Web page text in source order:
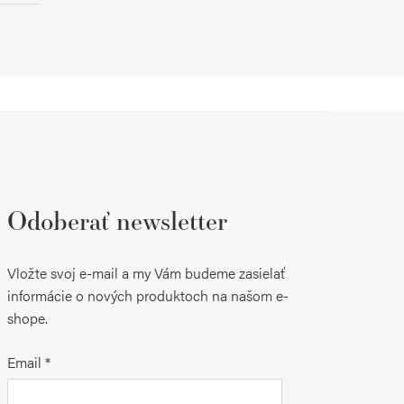
Odoberať newsletter
Vložte svoj e-mail a my Vám budeme zasielať
informácie o nových produktoch na našom e-
shope.
Email